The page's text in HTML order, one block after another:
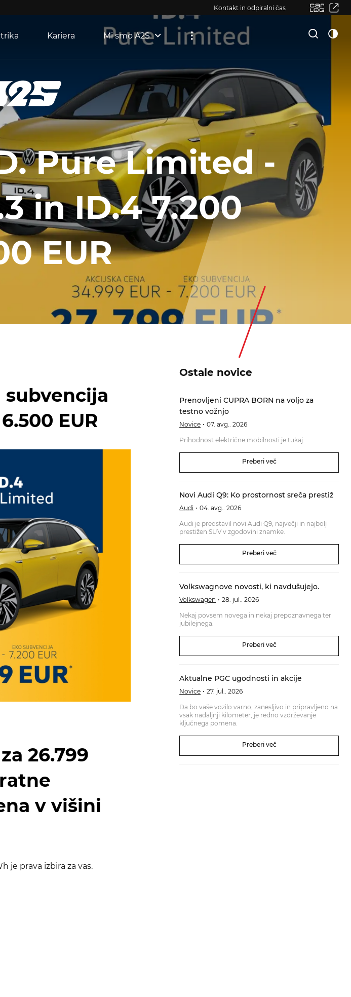
Kontakt in odpiralni čas
Kariera Mi smo A2S
Pure Limited -
in ID.4 7.200
EUR
EUR
26.799
v višini
je prava izbira za vas.
Ostale novice
Prenovljeni CUPRA BORN na voljo za
testno vožnjo
Novice 07. avg.. 2026
Prihodnost električne mobilnosti je tukaj.
Preberi več
Novi Audi Q9: Ko prostornost sreča prestiž
Audi 04. avg.. 2026
Audi je predstavil novi Audi Q9, največji in najbolj
prestižen SUV v zgodovini znamke.
Preberi več
Volkswagnove novosti, ki navdušujejo.
Volkswagen 28. jul.. 2026
Nekaj povsem novega in nekaj prepoznavnega ter
jubilejnega.
Preberi več
Aktualne PGC ugodnosti in akcije
Novice 27. jul.. 2026
Da bo vaše vozilo varno, zanesljivo in pripravljeno na
vsak nadaljnji kilometer, je redno vzdrževanje
ključnega pomena.
Preberi več